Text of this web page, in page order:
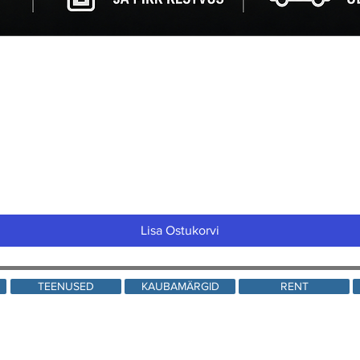
Lisa Ostukorvi
TEENUSED KAUBAMÄRGID RENT